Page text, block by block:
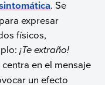
. Se
expresar
físicos,
¡Te extraño!
centra en el mensaje
un efecto